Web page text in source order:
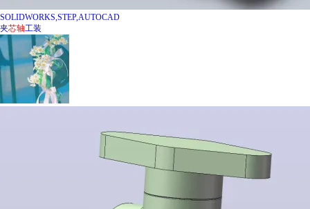
SOLIDWORKS,STEP,AUTOCAD
夹芯轴工装